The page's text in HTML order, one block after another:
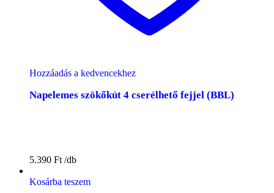
Hozzáadás a kedvencekhez
Napelemes szökőkút 4 cserélhető fejjel (BBL)
5.390 Ft
Kosárba teszem